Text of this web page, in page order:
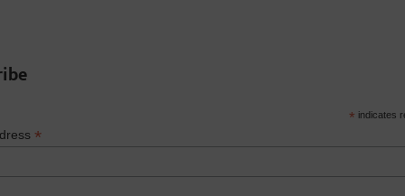
* indicates
*